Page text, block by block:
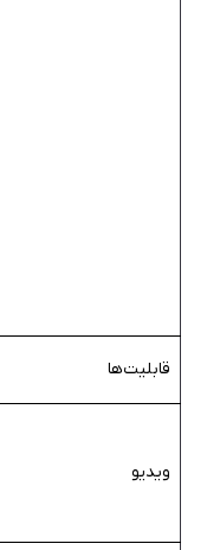
قابلیت‌ها
ویدیو